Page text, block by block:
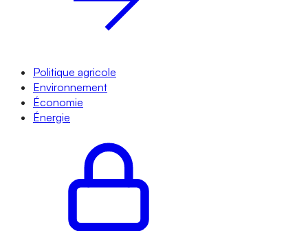
Politique agricole
Environnement
Économie
Énergie